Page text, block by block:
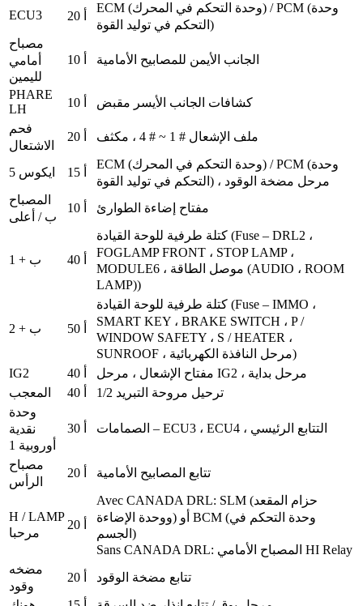
ECU3
ECM (وحدة التحكم في المحرك) / PCM (وحدة
التحكم في توليد القوة)
مصباح
أمامي
لليمين
الجانب الأيمن للمصابيح الأمامية
PHARE
LH
كشافات الجانب الأيسر مقبض
فحم
الاشتعال
ملف الإشعال # 1 ~ # 4 ، مكثف
5 ايكوس
ECM (وحدة التحكم في المحرك) / PCM (وحدة
التحكم في توليد القوة) ، مرحل مضخة الوقود
المصباح
ب / أعلى
مفتاح إضاءة الطوارئ
ب + 1
كتلة طرفية للوحة القيادة (Fuse – DRL2 ،
FOGLAMP FRONT ، STOP LAMP ،
MODULE6 ، موصل الطاقة (AUDIO ، ROOM
LAMP))
ب + 2
كتلة طرفية للوحة القيادة (Fuse – IMMO ،
SMART KEY ، BRAKE SWITCH ، P /
WINDOW SAFETY ، S / HEATER ،
SUNROOF ، مرحل النافذة الكهربائية)
IG2
مفتاح الإشعال ، مرحل IG2 ، مرحل بداية
المعجب
ترحيل مروحة التبريد 1/2
وحدة
نقدية
أوروبية 1
الصمامات – ECU3 ، ECU4 ، التتابع الرئيسي
مصباح
الرأس
تتابع المصابيح الأمامية
H / LAMP
مرحبا
Avec CANADA DRL: SLM (حزام المقعد
ووحدة الإضاءة) أو BCM (وحدة التحكم في
الجسم)
Sans CANADA DRL: المصباح الأمامي HI Relay
مضخه
وقود
تتابع مضخة الوقود